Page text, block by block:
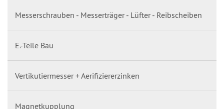
Messerschrauben - Messerträger - Lüfter - Reibscheiben
E.-Teile Bau
Vertikutiermesser + Aerifiziererzinken
Magnetkupplung